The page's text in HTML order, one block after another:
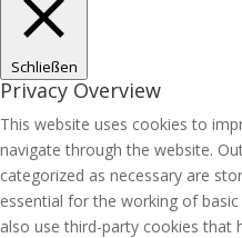
Schließen
Privacy Overview
This website uses cookies to
navigate through the website.
categorized as necessary are
essential for the working of
also use third-party cookies that